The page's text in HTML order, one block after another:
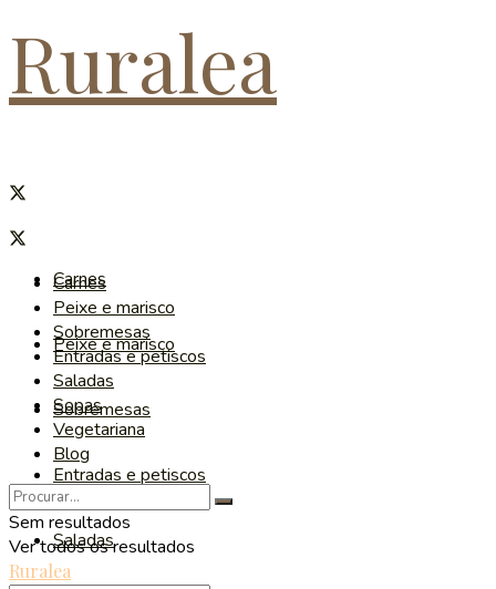
Ruralea
Carnes
Peixe e marisco
Sobremesas
Entradas e petiscos
Saladas
Carnes
Peixe e marisco
Sobremesas
Entradas e petiscos
Saladas
Sopas
Vegetariana
Blog
Sem resultados
Ver todos os resultados
Ruralea